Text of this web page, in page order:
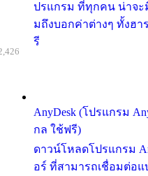
ปรแกรม ที่ทุกคน น่าจะ
มถึงบอกค่าต่างๆ ทั้งฮา
รี
AnyDesk (โปรแกรม
กล ใช้ฟรี)
ดาวน์โหลดโปรแกรม
อร์ ที่สามารถเชื่อมต่อ